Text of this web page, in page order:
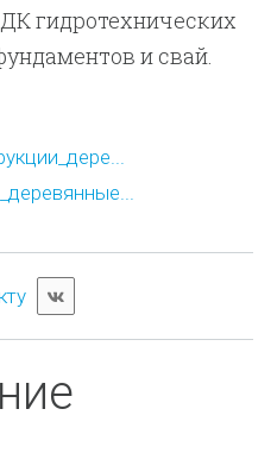
гидротехнических
и свай.